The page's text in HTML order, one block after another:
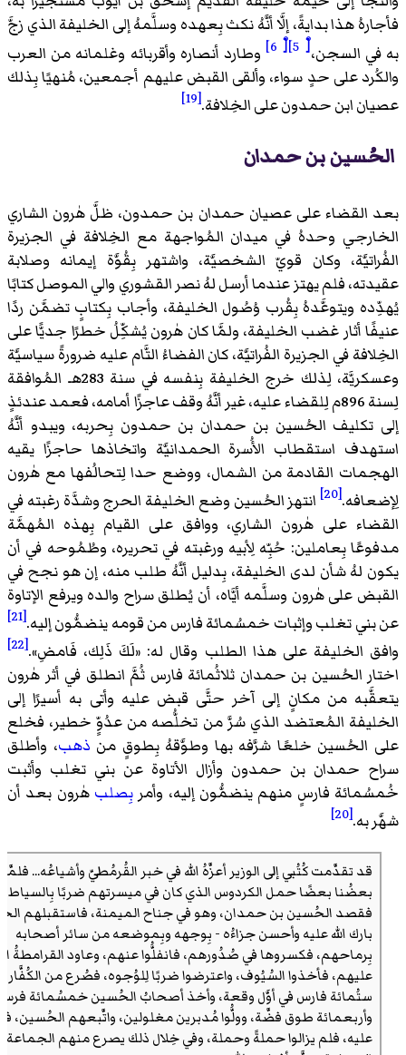
فأجارهُ هذا بدايةً، إلَّا أنَّهُ نكث بِعهده وسلَّمهُ إلى الخليفة الذي زجَّ
به في السجن،[ْ 5] [ْ 6]
وطارد أنصاره وأقربائه وغلمانه من العرب
والكُرد على حدٍ سواء، وألقى القبض عليهم أجمعين، مُنهيًا بِذلك
عصيان ابن حمدون على الخِلافة.[19]
الحُسين بن حمدان
بعد القضاء على عصيان حمدان بن حمدون، ظلَّ هٰرون الشاري
الخارجي وحدهُ في ميدان المُواجهة مع الخِلافة في الجزيرة
الفُراتيَّة، وكان قويّ الشخصيَّة، واشتهر بِقُوَّة إيمانه وصلابة
عقيدته، فلم يهتز عندما أرسل لهُ نصر القشوري والي الموصل كتابًا
يُهدِّده ويتوعَّدهُ بِقُرب وُصُول الخليفة، وأجاب بِكتابٍ تضمَّن ردًا
عنيفًا أثار غضب الخليفة، ولمَّا كان هٰرون يُشكِّلُ خطرًا جديًّا على
الخِلافة في الجزيرة الفُراتيَّة، كان الفضاءُ التَّام عليه ضرورةً سياسيَّة
وعسكريَّة، لِذلك خرج الخليفة بِنفسه في سنة 283هـ المُوافقة
لِسنة 896م لِلقضاء عليه، غير أنَّهُ وقف عاجزًا أمامه، فعمد عندئذٍ
إلى تكليف الحُسين بن حمدان بن حمدون بِحربه، ويبدو أنَّهُ
استهدف استقطاب الأُسرة الحمدانيَّة واتخاذها حاجزًا يقيه
الهجمات القادمة من الشمال، ووضع حدا لِتحالُفها مع هٰرون
لِإضعافه.[20]
انتهز الحُسين وضع الخليفة الحرج وشدَّة رغبته في
القضاء على هٰرون الشاري، ووافق على القيام بِهذه المُهمَّة
مدفوعًا بِعاملين: حُبِّه لِأبيه ورغبته في تحريره، وطُمُوحه في أن
يكون لهُ شأن لدى الخليفة، بِدليل أنَّهُ طلب منه، إن هو نجح في
القبض على هٰرون وسلَّمه أيَّاه، أن يُطلق سراح والده ويرفع الإتاوة
عن بني تغلب وإثبات خمسُمائة فارس من قومه ينضمُّون إليه.[21]
وافق الخليفة على هذا الطلب وقال له: «لَكَ ذَلِك، فَامضِ».
[22]
اختار الحُسين بن حمدان ثلاثُمائة فارس ثُمَّ انطلق في أثر هٰرون
يتعقَّبه من مكانٍ إلى آخر حتَّى قبض عليه وأتى به أسيرًا إلى
الخليفة المُعتضد الذي سُرَّ من تخلُّصه من عدُوٍّ خطير، فخلع
على الحُسين خلعًا شرَّفه بها وطوَّقهُ بِطوقٍ من ذهب، وأطلق
سراح حمدان بن حمدون وأزال الأتاوة عن بني تغلب وأثبت
خُمسُمائة فارسٍ منهم ينضمُّون إليه، وأمر بِصلب هٰرون بعد أن
شهَّر به.[20]
قد تقدَّمت كُتُبي إلى الوزير أعزَّهُ الله في خبر القُرمُطيّ وأشياعُه... فلمَّا
بعضُنا بعضًا حمل الكردوس الذي كان في ميسرتهم ضربًا بِالسياط،
فقصد الحُسين بن حمدان، وهو في جناح الميمنة، فاستقبلهم
بارك الله عليه وأحسن جزاءُه - بِوجهه وبِموضعه من سائر أصحابه
بِرماحهم، فكسروها في صُدُورهم، فانفلُّوا عنهم، وعاود القرامطةُ
عليهم، فأخذوا السُيُوف، واعترضوا ضربًا لِلوُجوه، فصُرع من الكُفَّار
ستُمائة فارس في أوَّل وقعة، وأخذ أصحابُ الحُسين خمسُمائة فرس
وأربعمائة طوق فضَّة، وولُّوا مُدبرين مغلولين، واتَّبعهم الحُسين،
عليه، فلم يزالوا حملةً وحملة، وفي خِلال ذلك يصرع منهم